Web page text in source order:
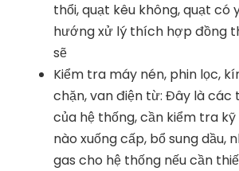
thổi, quạt kêu không, quạt có
hướng xử lý thích hợp đồng
sẽ
Kiểm tra máy nén, phin lọc,
chặn, van điện từ: Đây là các
của hệ thống, cần kiểm tra
nào xuống cấp, bổ sung dầu,
gas cho hệ thống nếu cần